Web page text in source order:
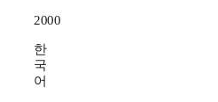
2000
한
국
어